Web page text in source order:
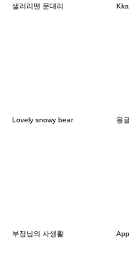
샐러리맨 문대리
Lovely snowy bear
부장님의 사생활